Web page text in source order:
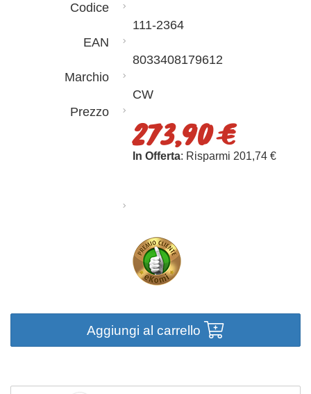
Codice
111-2364
EAN
8033408179612
Marchio
CW
Prezzo
273,90 €
In Offerta: Risparmi 201,74 €
Aggiungi al carrello